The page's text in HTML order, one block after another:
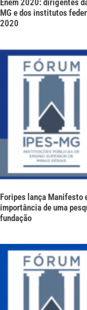
Enem 2020: dirigentes
MG e dos institutos
2020
Foripes lança Manifesto
importância de uma
fundação